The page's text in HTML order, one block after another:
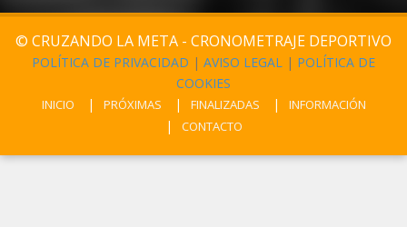
© CRUZANDO LA META - CRONOMETRAJE DEPORTIVO
POLÍTICA DE PRIVACIDAD | AVISO LEGAL | POLÍTICA DE
COOKIES
INICIO PRÓXIMAS FINALIZADAS
INFORMACIÓN
CONTACTO